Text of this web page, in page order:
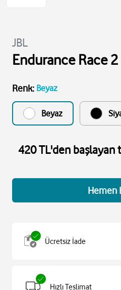
JBL
Endurance Race 2
Renk: Beyaz
Beyaz
420 TL'den başlayan
Hemen
Ücretsiz İade
Hızlı Teslimat